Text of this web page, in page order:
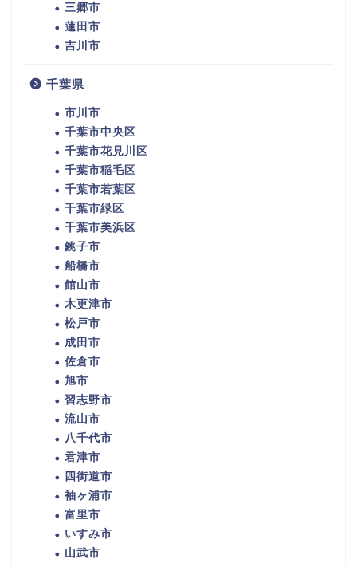
三郷市
蓮田市
吉川市
千葉県
市川市
千葉市中央区
千葉市花見川区
千葉市稲毛区
千葉市若葉区
千葉市緑区
千葉市美浜区
銚子市
船橋市
館山市
木更津市
松戸市
成田市
佐倉市
旭市
習志野市
流山市
八千代市
君津市
四街道市
袖ヶ浦市
富里市
いすみ市
山武市